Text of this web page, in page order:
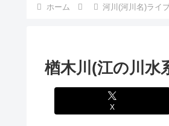
ホーム 河川(河川名)ライ
楢木川(江の川水
X